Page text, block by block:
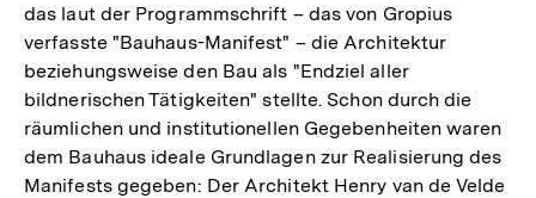
das laut der Programmschrift – das von Gropius
verfasste "Bauhaus-Manifest" – die Architektur
beziehungsweise den Bau als "Endziel aller
bildnerischen Tätigkeiten" stellte. Schon durch die
räumlichen und institutionellen Gegebenheiten waren
dem Bauhaus ideale Grundlagen zur Realisierung des
Manifests gegeben: Der Architekt Henry van de Velde